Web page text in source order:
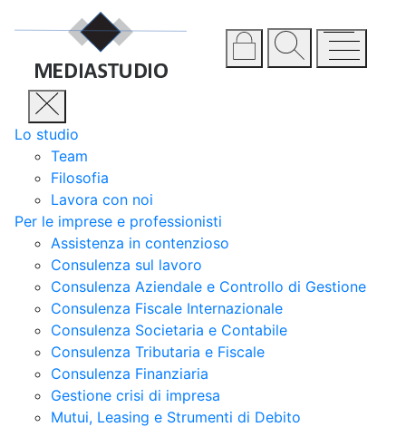
Lo studio
Team
Filosofia
Lavora con noi
Per le imprese e professionisti
Assistenza in contenzioso
Consulenza sul lavoro
Consulenza Aziendale e Controllo di Gestione
Consulenza Fiscale Internazionale
Consulenza Societaria e Contabile
Consulenza Tributaria e Fiscale
Consulenza Finanziaria
Gestione crisi di impresa
Mutui, Leasing e Strumenti di Debito